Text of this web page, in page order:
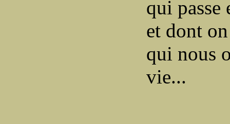
qui passe
et dont
qui nous
vie...